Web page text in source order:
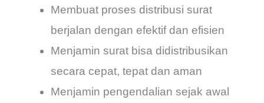
Membuat proses distribusi surat
berjalan dengan efektif dan efisien
Menjamin surat bisa didistribusikan
secara cepat, tepat dan aman
Menjamin pengendalian sejak awal